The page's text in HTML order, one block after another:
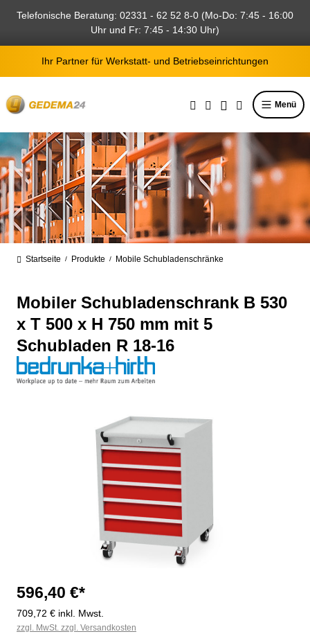
springen
Telefonische Beratung: 02331 - 62 52 8-0 (Mo-Do: 7:45 - 16:00
Uhr und Fr: 7:45 - 14:30 Uhr)
Ihr Partner für Werkstatt- und Betriebseinrichtungen
Menü
Startseite / Produkte / Mobile Schubladenschränke
Mobiler Schubladenschrank B 530
x T 500 x H 750 mm mit 5
Schubladen R 18-16
Bildergalerie überspringen
596,40 €*
709,72 € inkl. Mwst.
zzgl. MwSt. zzgl. Versandkosten